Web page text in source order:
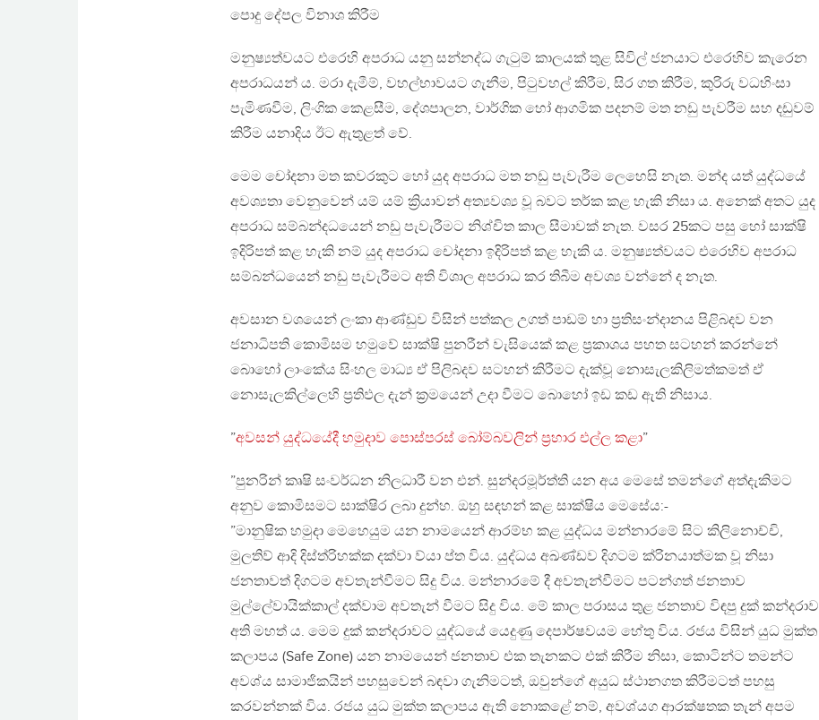
පොදු දේපල විනාශ කිරීම
මනුෂ්‍යත්වයට එරෙහි අපරාධ යනු සන්නද්ධ ගැටුම් කාලයක් තුළ සිවිල් ජනයාට එරෙහිව කැරෙන
අපරාධයන් ය. මරා දැමීම්, වහල්භාවයට ගැනීම, පිටුවහල් කිරීම, සිර ගත කිරීම, කුරිරු වධහිංසා
පැමිණවීම, ලිංගික කෙළසීම, දේශපාලන, වාර්ගික හෝ ආගමික පදනම් මත නඩු පැවරීම සහ දඩුවම්
කිරීම යනාදිය ඊට ඇතුළත් වේ.
මෙම චෝදනා මත කවරකුට හෝ යුද අපරාධ මත නඩු පැවැරීම ලෙහෙසි නැත. මන්ද යත් යුද්ධයේ
අවශ්‍යතා වෙනුවෙන් යම් යම් ක්‍රියාවන් අත්‍යවශ්‍ය වූ බවට තර්ක කළ හැකි නිසා ය. අනෙක් අතට යුද
අපරාධ සම්බන්දධයෙන් නඩු පැවැරීමට නිශ්චිත කාල සීමාවක් නැත. වසර 25කට පසු හෝ සාක්ෂි
ඉදිරිපත් කළ හැකි නම් යුද අපරාධ චෝදනා ඉදිරිපත් කළ හැකි ය. මනුෂ්‍යත්වයට එරෙහිව අපරාධ
සම්බන්ධයෙන් නඩු පැවැරීමට අති විශාල අපරාධ කර තිබීම අවශ්‍ය වන්නේ ද නැත.
අවසාන වශයෙන් ලංකා ආණ්ඩුව විසින් පත්කල උගත් පාඩම් හා ප්‍රතිසංන්දානය පිළිබදව වන
ජනාධිපති කොමිසම හමුවේ සාක්ෂි පුනරීන් වැසියෙක් කළ ප්‍රකාශය පහත සටහන් කරන්නේ
බොහෝ ලාංකේය සිංහල මාධ්‍ය ඒ පිලිබදව සටහන් කිරීමට දැක්වූ නොසැලකිලිමත්කමත් ඒ
නොසැලකිල්ලෙහි ප්‍රතිඵල දැන් ක්‍රමයෙන් උදා වීමට බොහෝ ඉඩ කඩ ඇති නිසාය.
”අවසන් යුද්ධයේදී හමුදාව පොස්පරස් බෝම්බවලින් ප්‍රහාර එල්ල කළා”
”පුනරින් කෘෂි සංවර්ධන නිලධාරී වන එන්. සුන්දරමූර්ත්ති යන අය මෙසේ තමන්ගේ අත්දැකිමට
අනුව කොමිසමට සාක්ෂිර ලබා දුන්හ. ඔහු සඳහන් කළ සාක්ෂිය මෙසේය:-
”මානුෂික හමුදා මෙහෙයුම යන නාමයෙන් ආරම්භ කළ යුද්ධය මන්නාරමේ සිට කිලිනොච්චි,
මුලතිව් ආදි දිස්ත්රිහක්ක දක්වා ව්යා ප්ත විය. යුද්ධය අඛණ්ඩව දිගටම ක්රිනයාත්මක වූ නිසා
ජනතාවත් දිගටම අවතැන්වීමට සිදු විය. මන්නාරමේ දී අවතැන්වීමට පටන්ගත් ජනතාව
මුල්ලේවායික්කාල් දක්වාම අවතැන් වීමට සිදු විය. මේ කාල පරාසය තුළ ජනතාව විඳපු දුක් කන්දරාව
අති මහත් ය. මෙම දුක් කන්දරාවට යුද්ධයේ යෙදුණු දෙපාර්ෂවයම හේතු විය. රජය විසින් යුධ මුක්ත
කලාපය (Safe Zone) යන නාමයෙන් ජනතාව එක තැනකට එක් කිරීම නිසා, කොටින්ට තමන්ට
අවශ්ය සාමාජිකයින් පහසුවෙන් බඳවා ගැනිමටත්, ඔවුන්ගේ අයුධ ස්ථානගත කිරීමටත් පහසු
කරවන්නක් විය. රජය යුධ මුක්ත කලාපය ඇති නොකළේ නම්, අවශ්යග ආරක්ෂතක තැන් අපම